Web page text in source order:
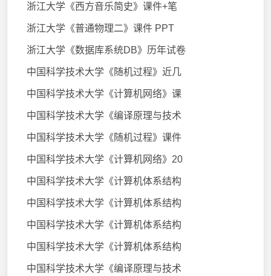
浙江大学《西方音乐简史》课件+笔
浙江大学《普通物理二》课件 PPT
浙江大学《数据库系统DB》历年试卷
中国科学技术大学《随机过程》近几
中国科学技术大学《计算机网络》课
中国科学技术大学《编译原理与技术
中国科学技术大学《随机过程》课件
中国科学技术大学《计算机网络》20
中国科学技术大学《计算机体系结构
中国科学技术大学《计算机体系结构
中国科学技术大学《计算机体系结构
中国科学技术大学《计算机体系结构
中国科学技术大学《编译原理与技术